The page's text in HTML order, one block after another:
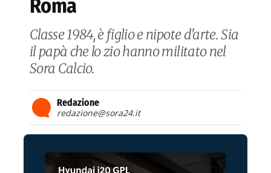
Roma
Classe 1984, è figlio e nipote d'arte. Sia
il papà che lo zio hanno militato nel
Sora Calcio.
Redazione
redazione@sora24.it